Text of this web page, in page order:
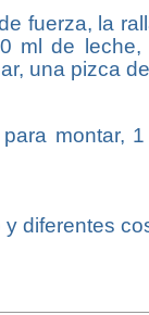
fuerza, la
ml de
una pizca
montar,
diferentes